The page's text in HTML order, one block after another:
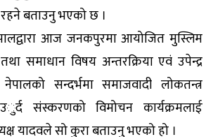
बताउनु भएको छ ।
आज जनकपुरमा आयोजित मुस्लिम
समाधान विषय अन्तरक्रिया एवं उपेन्द्र
नेपालको सन्दर्भमा समाजवादी लोकतन्त्र
संस्करणको विमोचन कार्यक्रमलाई
यादवले सो कुरा बताउनु भएको हो ।